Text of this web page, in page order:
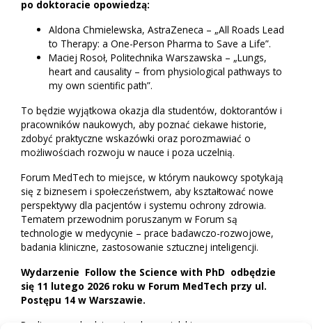
po doktoracie opowiedzą:
Aldona Chmielewska, AstraZeneca – „All Roads Lead
to Therapy: a One-Person Pharma to Save a Life”.
Maciej Rosoł, Politechnika Warszawska – „Lungs,
heart and causality – from physiological pathways to
my own scientific path”.
To będzie wyjątkowa okazja dla studentów, doktorantów i
pracowników naukowych, aby poznać ciekawe historie,
zdobyć praktyczne wskazówki oraz porozmawiać o
możliwościach rozwoju w nauce i poza uczelnią.
Forum MedTech to miejsce, w którym naukowcy spotykają
się z biznesem i społeczeństwem, aby kształtować nowe
perspektywy dla pacjentów i systemu ochrony zdrowia.
Tematem przewodnim poruszanym w Forum są
technologie w medycynie – prace badawczo-rozwojowe,
badania kliniczne, zastosowanie sztucznej inteligencji.
Wydarzenie Follow the Science with PhD odbędzie
się 11 lutego 2026 roku w Forum MedTech przy ul.
Postępu 14 w Warszawie.
Realizowane będzie w języku angielskim.